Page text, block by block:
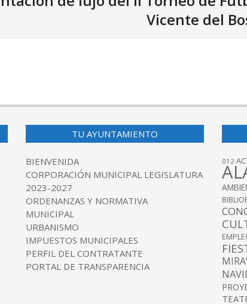
Vicente del
TU AYUNTAMIENTO
BIENVENIDA
CORPORACIÓN MUNICIPAL LEGISLATURA
2023-2027
ORDENANZAS Y NORMATIVA
MUNICIPAL
URBANISMO
IMPUESTOS MUNICIPALES
PERFIL DEL CONTRATANTE
PORTAL DE TRANSPARENCIA
012